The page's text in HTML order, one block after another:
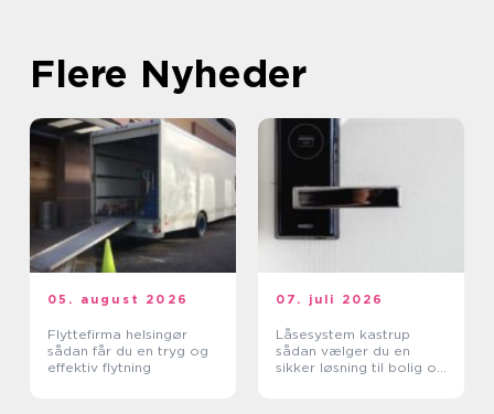
Flere Nyheder
05. august 2026
Flyttefirma helsingør
sådan får du en tryg og
effektiv flytning
07. juli 2026
Låsesystem kastrup
sådan vælger du en
sikker løsning til bolig og